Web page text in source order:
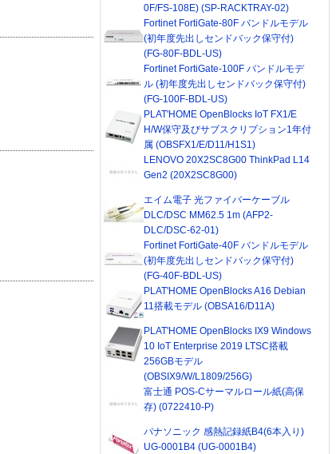
0F/FS-108E) (SP-RACKTRAY-02)
Fortinet FortiGate-80F バンドルモデル
(初年度先出しセンドバック保守付)
(FG-80F-BDL-US)
Fortinet FortiGate-100F バンドルモデ
ル (初年度先出しセンドバック保守付)
(FG-100F-BDL-US)
PLAT'HOME OpenBlocks IoT FX1/E
H/W保守及びサブスクリプション1年付
属 (OBSFX1/E/D11/H1S1)
LENOVO 20X2SC8G00 ThinkPad L14
Gen2 (20X2SC8G00)
エイム電子 光ファイバーケーブル
DLC/DSC MM62.5 1m (AFP2-
DLC/DSC-62-01)
Fortinet FortiGate-40F バンドルモデル
(初年度先出しセンドバック保守付)
(FG-40F-BDL-US)
PLAT'HOME OpenBlocks A16 Debian
11搭載モデル (OBSA16/D11A)
PLAT'HOME OpenBlocks IX9 Windows
10 IoT Enterprise 2019 LTSC搭載
256GBモデル
(OBSIX9/W/L1809/256G)
富士通 POS-Cサーマルロール紙(高保
存) (0722410-P)
パナソニック 感熱記録紙B4(6本入り)
UG-0001B4 (UG-0001B4)